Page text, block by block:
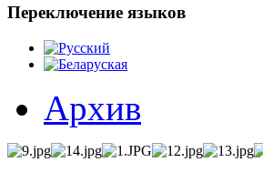
Переключение языков
Архив